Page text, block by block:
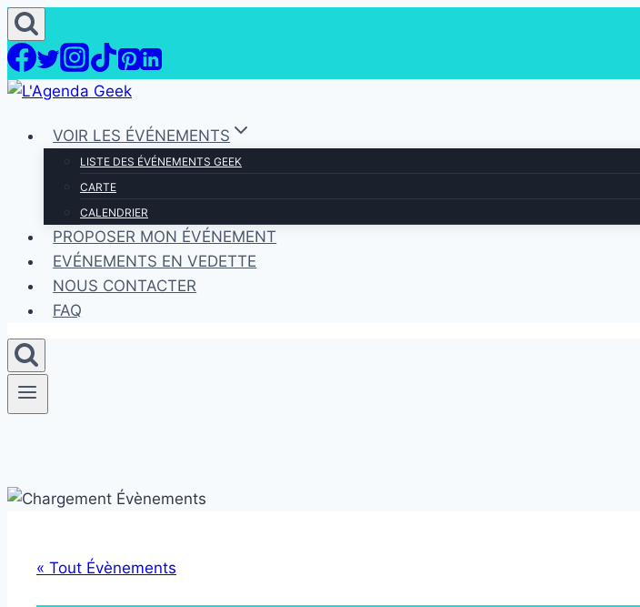
Aller
au
contenu
VOIR LES ÉVÉNEMENTS
LISTE DES ÉVÉNEMENTS GEEK
CARTE
CALENDRIER
PROPOSER MON ÉVÉNEMENT
EVÉNEMENTS EN VEDETTE
NOUS CONTACTER
FAQ
« Tout Évènements